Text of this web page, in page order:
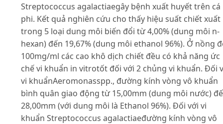
Streptococcus agalactiaegây bệnh xuất huyết trên cá
phi. Kết quả nghiên cứu cho thấy hiệu suất chiết xuất
trong 5 loại dung môi biến đổi từ 4,00% (dung môi n-
hexan) đến 19,67% (dung môi ethanol 96%). Ở nồng
100mg/ml các cao khô dịch chiết đều có khả năng ức
chế vi khuẩn in vitrotốt đối với 2 chủng vi khuẩn. Đối
vi khuẩnAeromonasspp., đường kính vòng vô khuẩn
bình quân giao động từ 15,00mm (dung môi nước)
28,00mm (với dung môi là Ethanol 96%). Đối với vi
khuẩn Streptococcus agalactiaeđường kính vòng vô